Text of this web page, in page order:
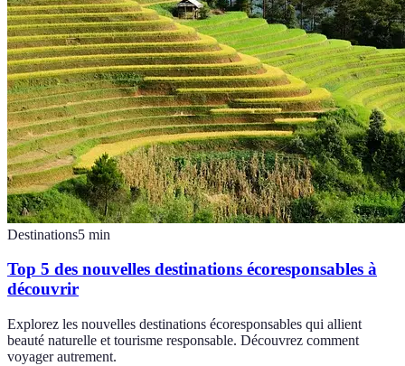
Destinations5 min
Top 5 des nouvelles destinations écoresponsables à
découvrir
Explorez les nouvelles destinations écoresponsables qui allient
beauté naturelle et tourisme responsable. Découvrez comment
voyager autrement.